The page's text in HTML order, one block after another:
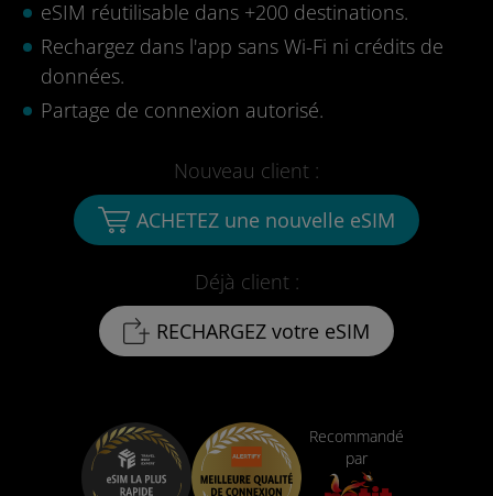
eSIM réutilisable dans +200 destinations.
Rechargez dans l'app sans Wi-Fi ni crédits de
données.
Partage de connexion autorisé.
Déjà client :
RECHARGEZ votre eSIM
Nouveau client :
ACHETEZ une nouvelle eSIM
Recommandé
par